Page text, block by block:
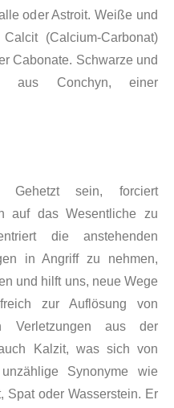
oder Astroit. Weiße und
(Calcium-Carbonat)
Cabonate. Schwarze und
aus Conchyn, einer
sein, forciert
auf das Wesentliche zu
die anstehenden
in Angriff zu nehmen,
und hilft uns, neue Wege
zur Auflösung von
Verletzungen aus der
Kalzit, was sich von
Synonyme wie
Spat oder Wasserstein. Er